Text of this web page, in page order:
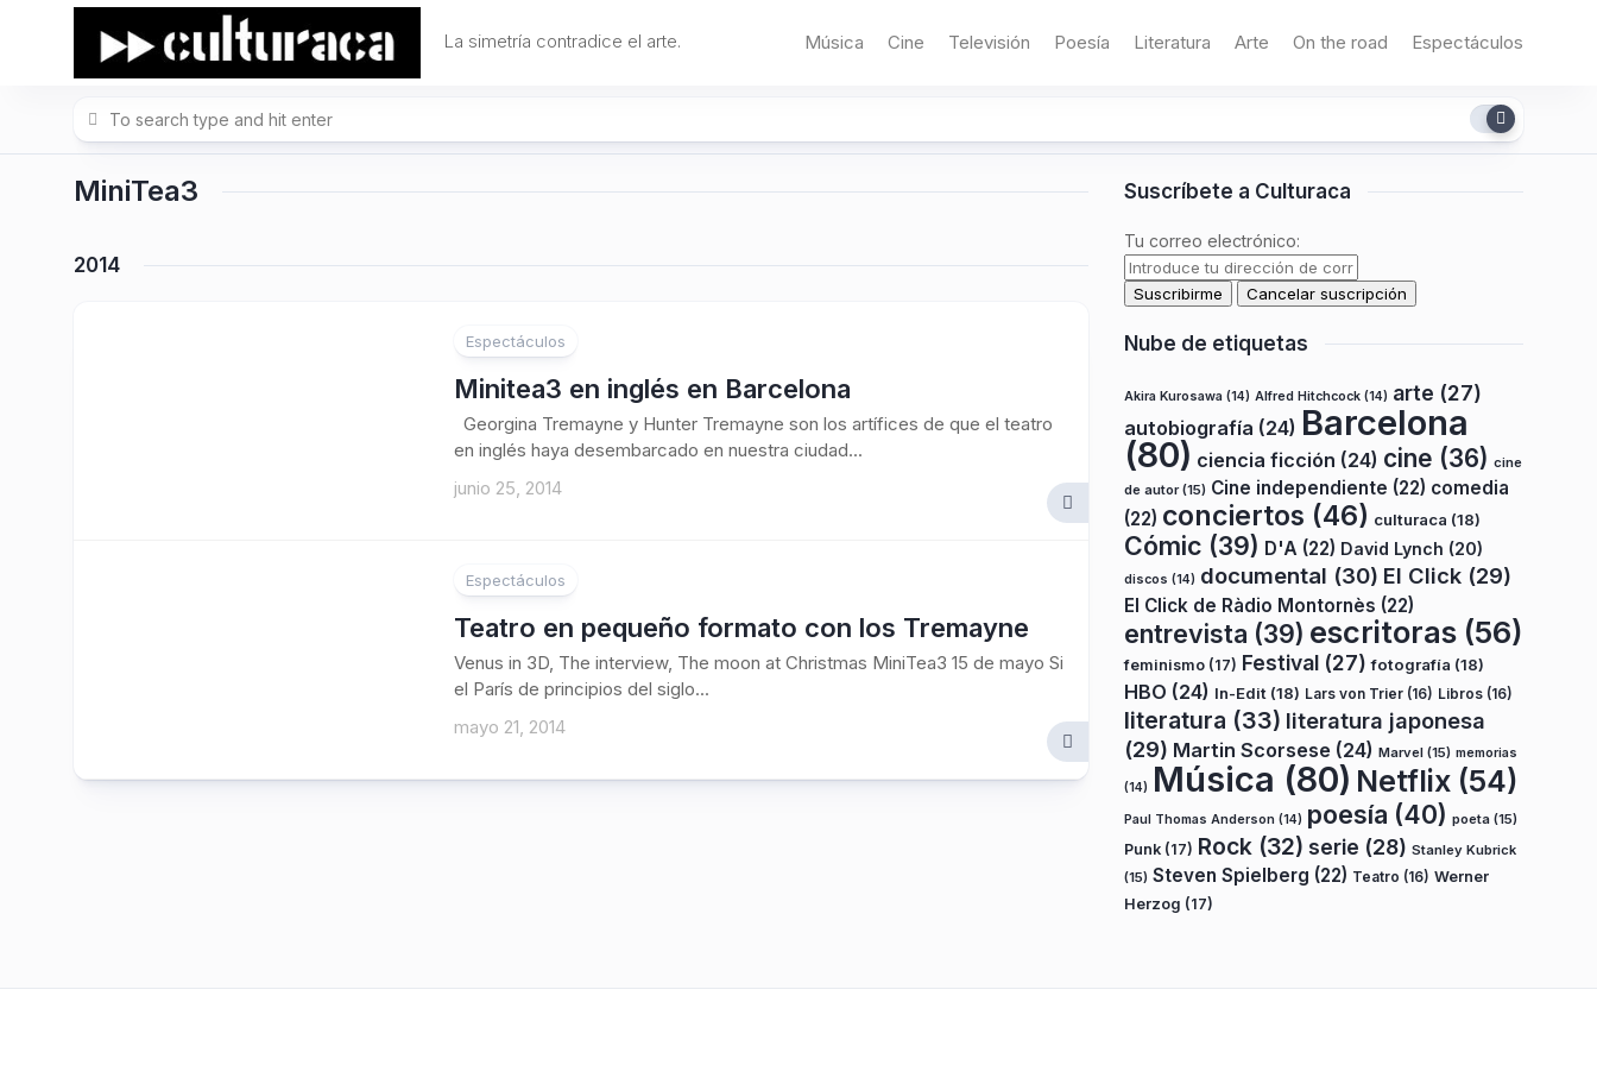
La simetría contradice el arte. Música Cine Televisión Poesía Literatura Arte On the road Espectáculos
MiniTea3
2014
Espectáculos
Minitea3 en inglés en Barcelona
Georgina Tremayne y Hunter Tremayne son los artífices de que el teatro
en inglés haya desembarcado en nuestra ciudad...
junio 25, 2014
Espectáculos
Teatro en pequeño formato con los Tremayne
Venus in 3D, The interview, The moon at Christmas MiniTea3 15 de mayo Si
el París de principios del siglo...
mayo 21, 2014
Suscríbete a Culturaca
Tu correo electrónico:
Nube de etiquetas
Akira Kurosawa (14) Alfred Hitchcock (14) arte (27)
autobiografía (24) Barcelona
(80) ciencia ficción (24) cine (36) cine
de autor(15) Cine independiente (22) comedia
(22) conciertos (46) culturaca (18)
Cómic (39) D'A (22) David Lynch (20)
discos (14) documental (30) El Click (29)
El Click de Ràdio Montornès (22)
entrevista (39) escritoras (56)
feminismo (17) Festival (27) fotografía (18)
HBO (24) In-Edit (18) Lars von Trier (16) Libros (16)
literatura (33) literatura japonesa
(29) Martin Scorsese (24) Marvel (15) memorias
(14) Música (80) Netflix (54)
Paul Thomas Anderson (14) poesía (40) poeta (15)
Punk (17) Rock (32) serie (28) Stanley Kubrick
(15) Steven Spielberg (22) Teatro (16) Werner
Herzog (17)